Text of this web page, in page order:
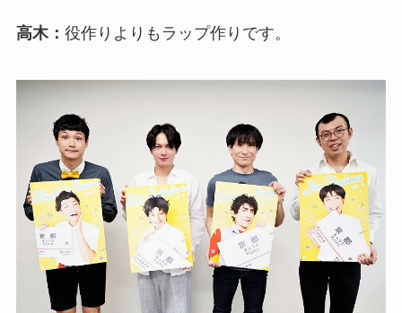
高木： 役作りよりもラップ作りです。